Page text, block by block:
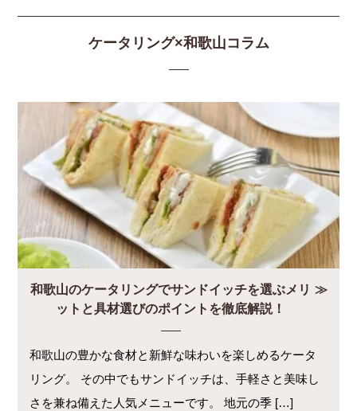
ケータリング×和歌山コラム
和歌山のケータリングでサンドイッチを選ぶメリ
ットと具材選びのポイントを徹底解説！
和歌山の豊かな食材と新鮮な味わいを楽しめるケータ
リング。 その中でもサンドイッチは、手軽さと美味し
さを兼ね備えた人気メニューです。 地元の季 […]